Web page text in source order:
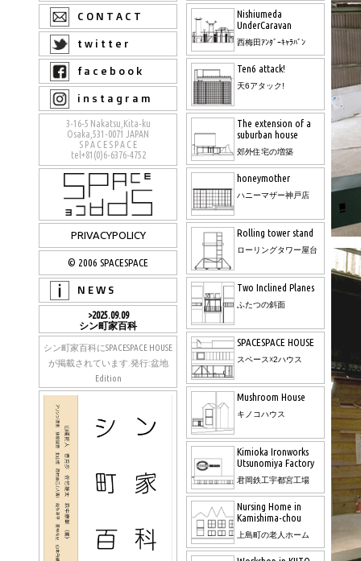
C O N T A C T
t w i t t e r
f a c e b o o k
i n s t a g r a m
3-16-5 Nakatsu,Kita-ku
Osaka,531-0071 JAPAN
S P A C E S P A C E
tel+81(0)6-6376-4752
PRIVACYPOLICY
© 2006 SPACESPACE
N E W S
>2025.09.09
シン町家百科
シン町家百科にSPACESPACE HOUSE
が掲載されています.発行:盆地
Edition
Nishiumeda
UnderCaravan
西梅田ｱﾝﾀﾞｰｷｬﾗﾊﾞﾝ
Ten6 attack!
天6アタック!
The extension of a
suburban house
郊外住宅の増築
honeymother
ハニーマザー神戸店
Rolling tower stand
ローリングタワー屋台
Two Inclined Planes
ふたつの斜面
SPACESPACE HOUSE
スペース☓2ハウス
Mushroom House
キノコハウス
Kimioka Ironworks
Utsunomiya Factory
君岡鉄工宇都宮工場
Nursing Home in
Kamishima-chou
上島町の老人ホーム